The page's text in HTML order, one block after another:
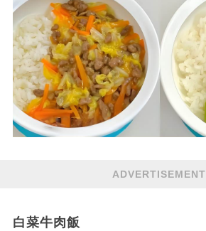
ADVERTISEMENT
白菜牛肉飯